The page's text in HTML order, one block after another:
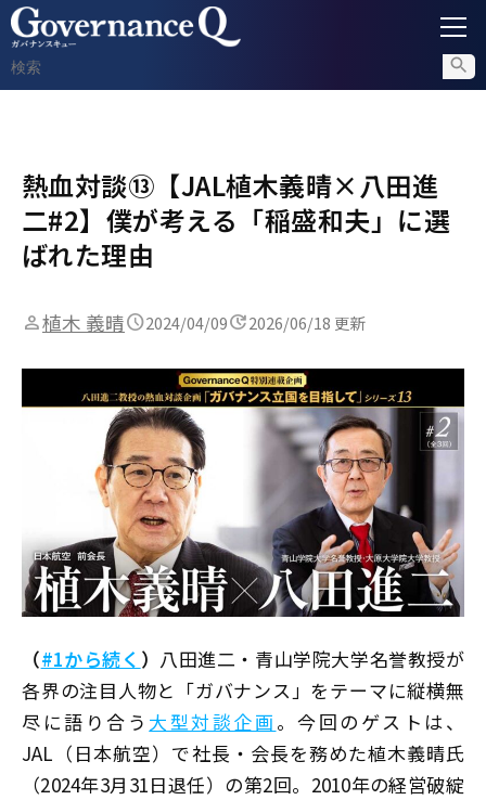
内部通報
コンプライアンス調査
不正対策
セミナー情報
熱血対談⑬【JAL植木義晴×八田進
二#2】僕が考える「稲盛和夫」に選
ばれた理由
植木 義晴 2024/04/09 2026/06/18 更新
（#1から続く ） 八田進二・青山学院大学名誉教授が
各界の注目人物と「ガバナンス」をテーマに縦横無
尽に語り合う 大型対談企画 。今回のゲストは、
JAL（日本航空）で社長・会長を務めた植木義晴氏
（2024年3月31日退任）の第2回。2010年の経営破綻